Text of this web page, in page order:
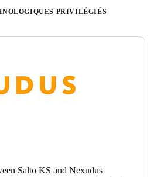
PRIVILÉGIÉS
Salto KS and Nexudus